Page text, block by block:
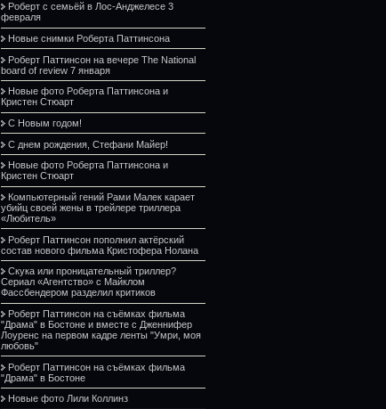
Роберт с семьёй в Лос-Анджелесе 3
февраля
Новые снимки Роберта Паттинсона
Роберт Паттинсон на вечере The National
board of review 7 января
Новые фото Роберта Паттинсона и
Кристен Стюарт
С Новым годом!
С днем рождения, Стефани Майер!
Новые фото Роберта Паттинсона и
Кристен Стюарт
Компьютерный гений Рами Малек карает
убийц своей жены в трейлере триллера
«Любитель»
Роберт Паттинсон пополнил актёрский
состав нового фильма Кристофера Нолана
Скука или проницательный триллер?
Сериал «Агентство» с Майклом
Фассбендером разделил критиков
Роберт Паттинсон на съёмках фильма
"Драма" в Бостоне и вместе с Дженнифер
Лоуренс на первом кадре ленты "Умри, моя
любовь"
Роберт Паттинсон на съёмках фильма
"Драма" в Бостоне
Новые фото Лили Коллинз